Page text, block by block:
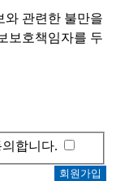
와 관련한 불만을
보호책임자를 두
합니다.